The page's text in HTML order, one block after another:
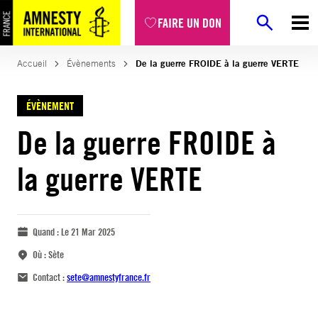
FAIRE UN DON
Accueil Évènements De la guerre FROIDE à la guerre VERTE
ÉVÈNEMENT
De la guerre FROIDE à
la guerre VERTE
Quand :Le 21 Mar 2025
Où :Sète
Contact :sete@amnestyfrance.fr